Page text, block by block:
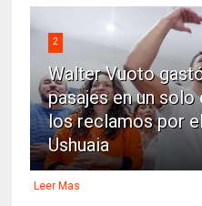
2
Walter Vuoto
pasajes en un
los reclamos por
Ushuaia
Leer Mas